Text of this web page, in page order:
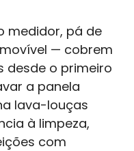
medidor, pá de
— cobrem
desde o primeiro
a panela
lava-louças
à limpeza,
com